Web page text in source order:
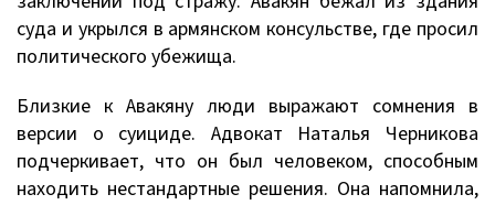
суда и укрылся в армянском консульстве, где просил
политического убежища.
Близкие к Авакяну люди выражают сомнения в
версии о суициде. Адвокат Наталья Черникова
подчеркивает, что он был человеком, способным
находить нестандартные решения. Она напомнила,